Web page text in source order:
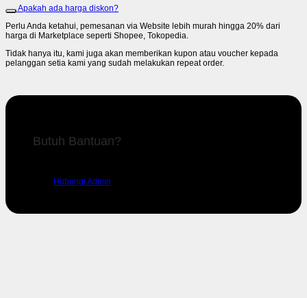
Apakah ada harga diskon?
Perlu Anda ketahui, pemesanan via Website lebih murah hingga 20% dari
harga di Marketplace seperti Shopee, Tokopedia.
Tidak hanya itu, kami juga akan memberikan kupon atau voucher kepada
pelanggan setia kami yang sudah melakukan repeat order.
Butuh Bantuan?
Hubungi Admin